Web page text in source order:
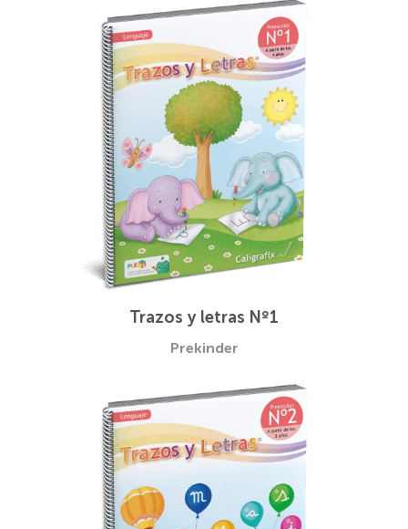
Trazos y letras Nº1
Prekinder